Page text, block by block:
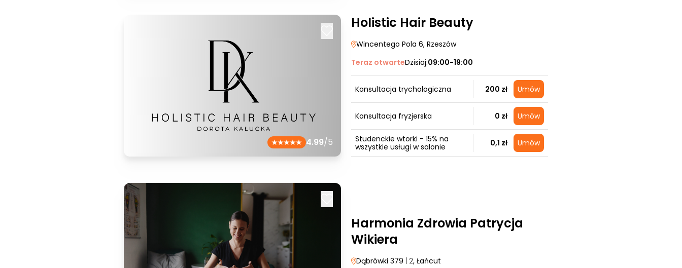
4.99/5
Holistic Hair Beauty
Wincentego Pola 6, Rzeszów
Teraz otwarteDzisiaj:09:00-19:00
Konsultacja trychologiczna 200 zł Umów
Konsultacja fryzjerska 0 zł Umów
Studenckie wtorki - 15% na
wszystkie usługi w salonie
0,1 zł Umów
Harmonia Zdrowia Patrycja
Wikiera
Dąbrówki 379 | 2, Łańcut